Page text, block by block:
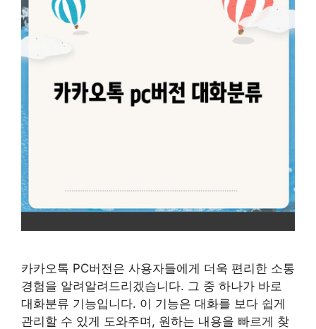
카카오톡 PC버전은 사용자들에게 더욱 편리한 소통
경험을 알려알려드리겠습니다. 그 중 하나가 바로
대화분류 기능입니다. 이 기능은 대화를 보다 쉽게
관리할 수 있게 도와주며, 원하는 내용을 빠르게 찾